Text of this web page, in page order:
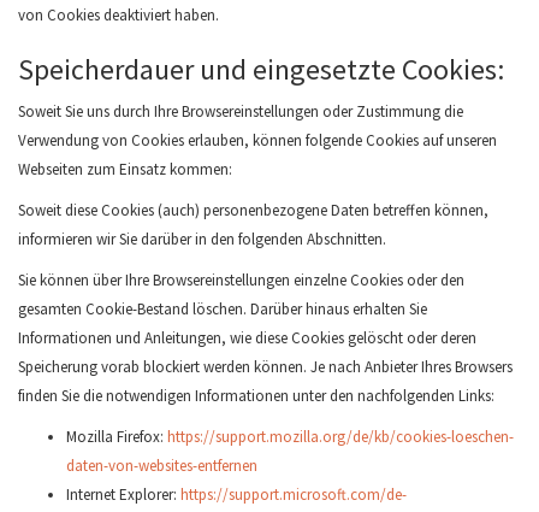
von Cookies deaktiviert haben.
Speicherdauer und eingesetzte Cookies:
Soweit Sie uns durch Ihre Browsereinstellungen oder Zustimmung die
Verwendung von Cookies erlauben, können folgende Cookies auf unseren
Webseiten zum Einsatz kommen:
Soweit diese Cookies (auch) personenbezogene Daten betreffen können,
informieren wir Sie darüber in den folgenden Abschnitten.
Sie können über Ihre Browsereinstellungen einzelne Cookies oder den
gesamten Cookie-Bestand löschen. Darüber hinaus erhalten Sie
Informationen und Anleitungen, wie diese Cookies gelöscht oder deren
Speicherung vorab blockiert werden können. Je nach Anbieter Ihres Browsers
finden Sie die notwendigen Informationen unter den nachfolgenden Links:
Mozilla Firefox: https://support.mozilla.org/de/kb/cookies-loeschen-
daten-von-websites-entfernen
Internet Explorer: https://support.microsoft.com/de-